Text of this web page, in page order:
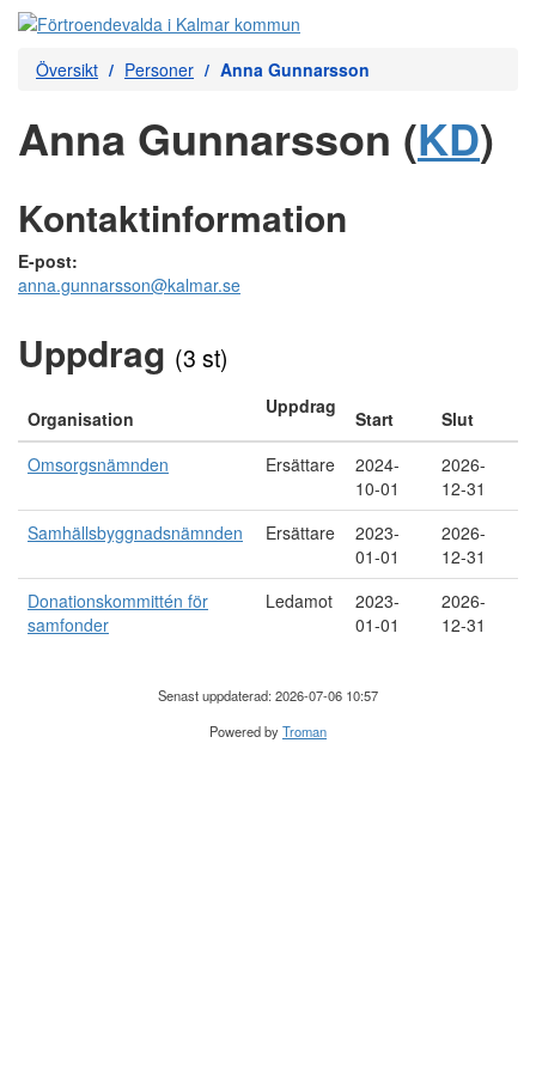
Översikt Personer Anna Gunnarsson
Anna Gunnarsson (KD)
Kontaktinformation
E-post:
anna.gunnarsson@kalmar.se
Uppdrag (3 st)
Organisation
Uppdrag
Start
Slut
Omsorgsnämnden
Ersättare
2024-
10-01
2026-
12-31
Samhällsbyggnadsnämnden
Ersättare
2023-
01-01
2026-
12-31
Donationskommittén för
samfonder
Ledamot
2023-
01-01
2026-
12-31
Senast uppdaterad: 2026-07-06 10:57
Powered byTroman